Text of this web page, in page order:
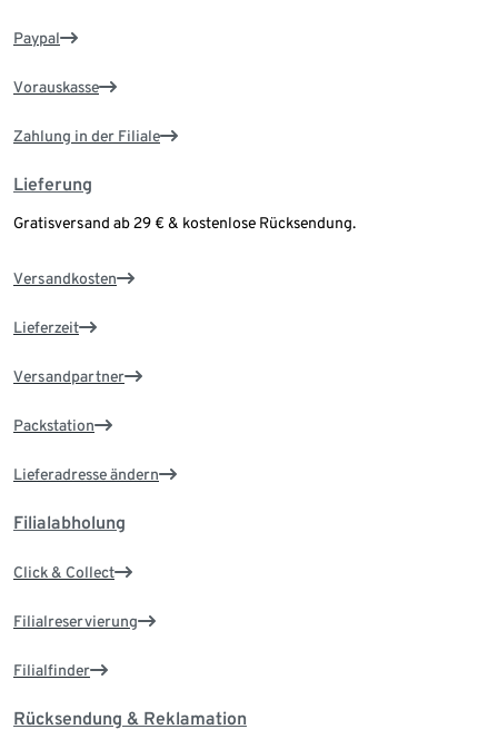
Paypal
Vorauskasse
Zahlung in der Filiale
Lieferung
Gratisversand ab 29 € & kostenlose Rücksendung.
Versandkosten
Lieferzeit
Versandpartner
Packstation
Lieferadresse ändern
Filialabholung
Click & Collect
Filialreservierung
Filialfinder
Rücksendung & Reklamation